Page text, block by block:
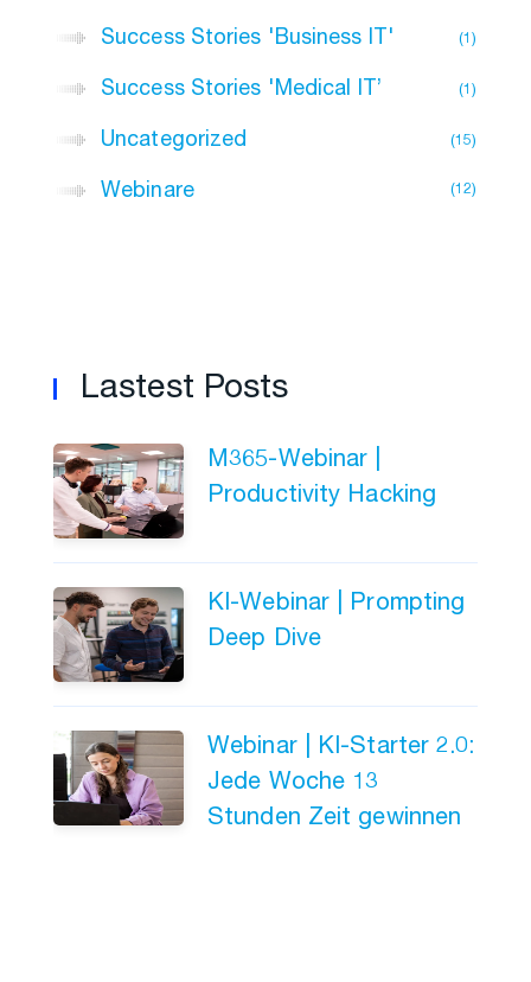
Success Stories 'Business IT' 1
Success Stories 'Medical IT’ 1
Uncategorized 15
Webinare 12
Lastest Posts
M365-Webinar |
Productivity Hacking
KI-Webinar | Prompting
Deep Dive
Webinar | KI-Starter 2.0:
Jede Woche 13
Stunden Zeit gewinnen